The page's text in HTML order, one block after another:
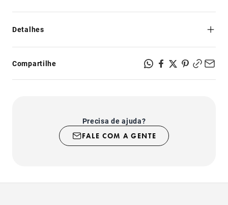
Detalhes
ventilação da pele e do pelo;
- Regulável na barriga e no pescoço para melhor ajuste em
seu cachorro;
Compartilhe
Precisa de ajuda?
FALE COM A GENTE